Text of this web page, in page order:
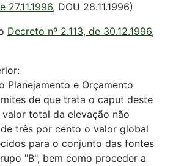
27.11.1996, DOU 28.11.1996)
Decreto nº 2.113, de 30.12.1996,
Planejamento e Orçamento
de que trata o caput deste
total da elevação não
três por cento o valor global
para o conjunto das fontes
"B", bem como proceder a